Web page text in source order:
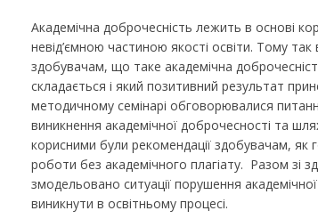
Академічна доброчесність лежить в основі
невід’ємною частиною якості освіти. Тому
здобувачам, що таке академічна
складається і який позитивний результат
методичному семінарі обговорювалися
виникнення академічної доброчесності та
корисними були рекомендації здобувачам, як
роботи без академічного плагіату. Разом зі
змодельовано ситуації порушення
виникнути в освітньому процесі.